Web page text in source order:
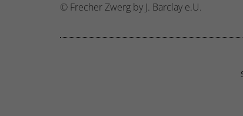
© Frecher Zwerg by J. Barclay e.U.